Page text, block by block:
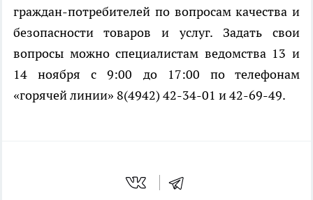
граждан-потребителей по вопросам качества и
безопасности товаров и услуг. Задать свои
вопросы можно специалистам ведомства 13 и
14 ноября с 9:00 до 17:00 по телефонам
«горячей линии» 8(4942) 42-34-01 и 42-69-49.